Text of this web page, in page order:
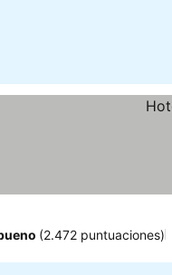
(2.472 puntuaciones)